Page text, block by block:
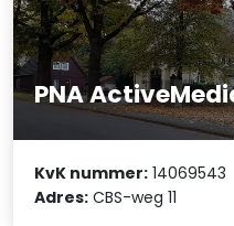
PNA
KvK nummer: 14069543
Adres: CBS-weg 11